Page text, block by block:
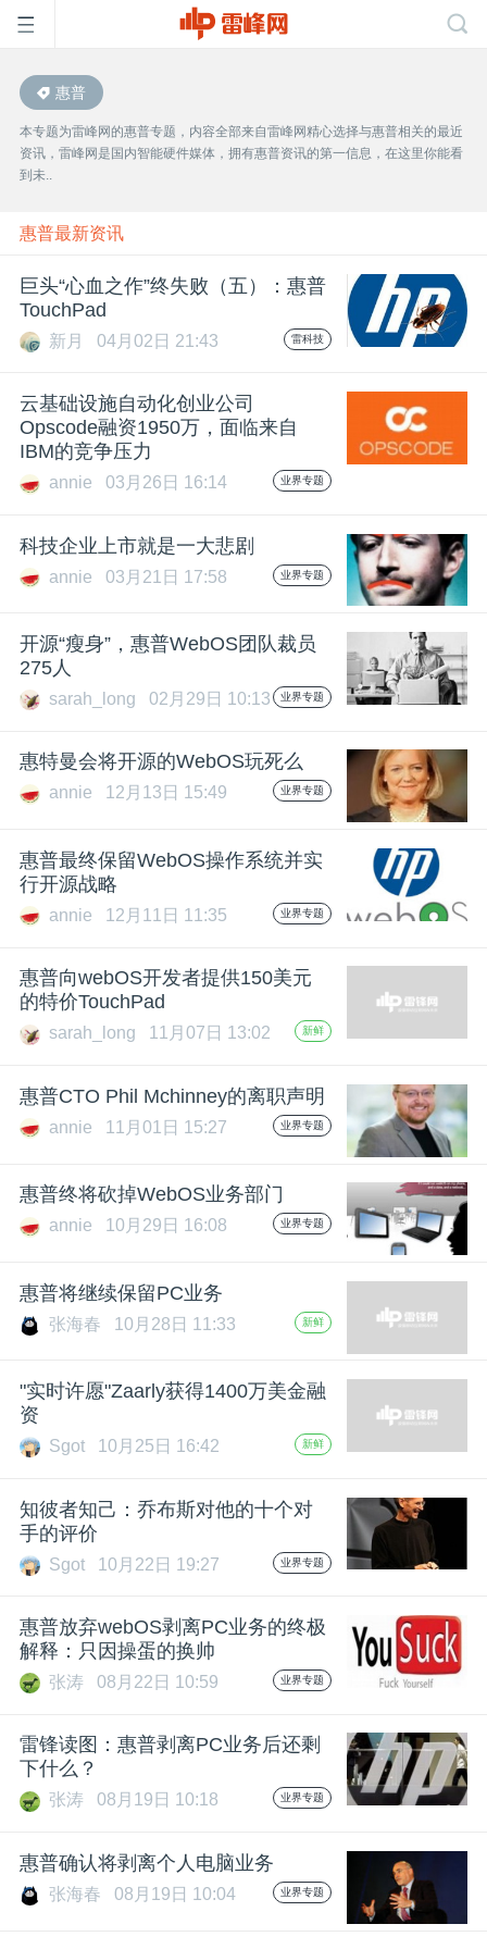
首
页
雷
峰
公
开
课
中
GAIR
题
机
惠普
本专题为雷峰网的惠普专题，内容全部来自雷峰网精心选择与惠普相关的最近
资讯，雷峰网是国内智能硬件媒体，拥有惠普资讯的第一信息，在这里你能看
到未..
惠普最新资讯
巨头“心血之作”终失败（五）：惠普
TouchPad
新月 04月02日 21:43 雷科技
云基础设施自动化创业公司
Opscode融资1950万，面临来自
IBM的竞争压力
annie 03月26日 16:14 业界专题
科技企业上市就是一大悲剧
annie 03月21日 17:58 业界专题
开源“瘦身”，惠普WebOS团队裁员
275人
sarah_long 02月29日 10:13 业界专题
惠特曼会将开源的WebOS玩死么
annie 12月13日 15:49 业界专题
惠普最终保留WebOS操作系统并实
行开源战略
annie 12月11日 11:35 业界专题
惠普向webOS开发者提供150美元
的特价TouchPad
sarah_long 11月07日 13:02 新鲜
惠普CTO Phil Mchinney的离职声明
annie 11月01日 15:27 业界专题
惠普终将砍掉WebOS业务部门
annie 10月29日 16:08 业界专题
惠普将继续保留PC业务
张海春 10月28日 11:33 新鲜
"实时许愿"Zaarly获得1400万美金融
资
Sgot 10月25日 16:42 新鲜
知彼者知己：乔布斯对他的十个对
手的评价
Sgot 10月22日 19:27 业界专题
惠普放弃webOS剥离PC业务的终极
解释：只因操蛋的换帅
张涛 08月22日 10:59 业界专题
雷锋读图：惠普剥离PC业务后还剩
下什么？
张涛 08月19日 10:18 业界专题
惠普确认将剥离个人电脑业务
张海春 08月19日 10:04 业界专题